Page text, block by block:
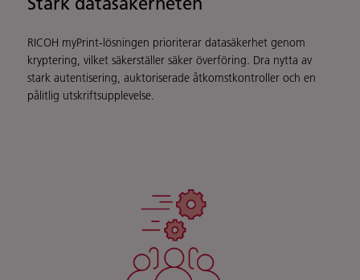
RICOH myPrint-lösningen prioriterar datasäkerhet genom
kryptering, vilket säkerställer säker överföring. Dra nytta av
stark autentisering, auktoriserade åtkomstkontroller och en
pålitlig utskriftsupplevelse.